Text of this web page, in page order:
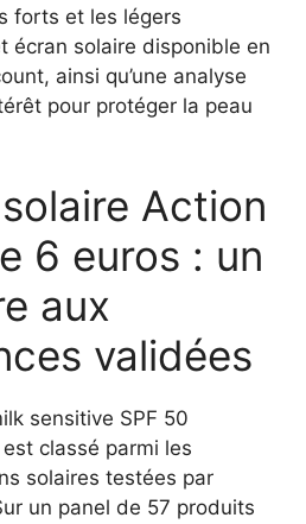
forts et les légers
écran solaire disponible en
ainsi qu’une analyse
pour protéger la peau
Action
6 euros : un
aux
validées
sensitive SPF 50
classé parmi les
solaires testées par
un panel de 57 produits